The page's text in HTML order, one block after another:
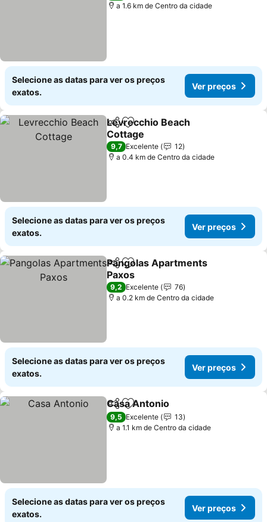
a 1.6 km de Centro da cidade
Selecione as datas para ver os preços
exatos.
Ver preços
PartilharAdicionar aos favoritos
Levrecchio Beach
Cottage
9,7 Excelente
12
a 0.4 km de Centro da cidade
Selecione as datas para ver os preços
exatos.
Ver preços
PartilharAdicionar aos favoritos
Pangolas Apartments
Paxos
9,2 Excelente
76
a 0.2 km de Centro da cidade
Selecione as datas para ver os preços
exatos.
Ver preços
PartilharAdicionar aos favoritos
Casa Antonio
9,5 Excelente
13
a 1.1 km de Centro da cidade
Selecione as datas para ver os preços
exatos.
Ver preços